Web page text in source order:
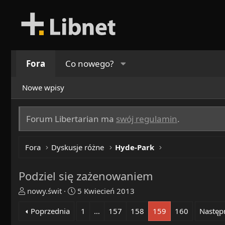
Fora Co nowego?
Nowe wpisy
Forum Libertarian ma swój regulamin.
Fora Dyskusje różne Hyde-Park
Podziel się zażenowaniem
T
r
nowy.świt
R
5 Kwiecień 2013
Poprzednia
1 … 157 158 159 160